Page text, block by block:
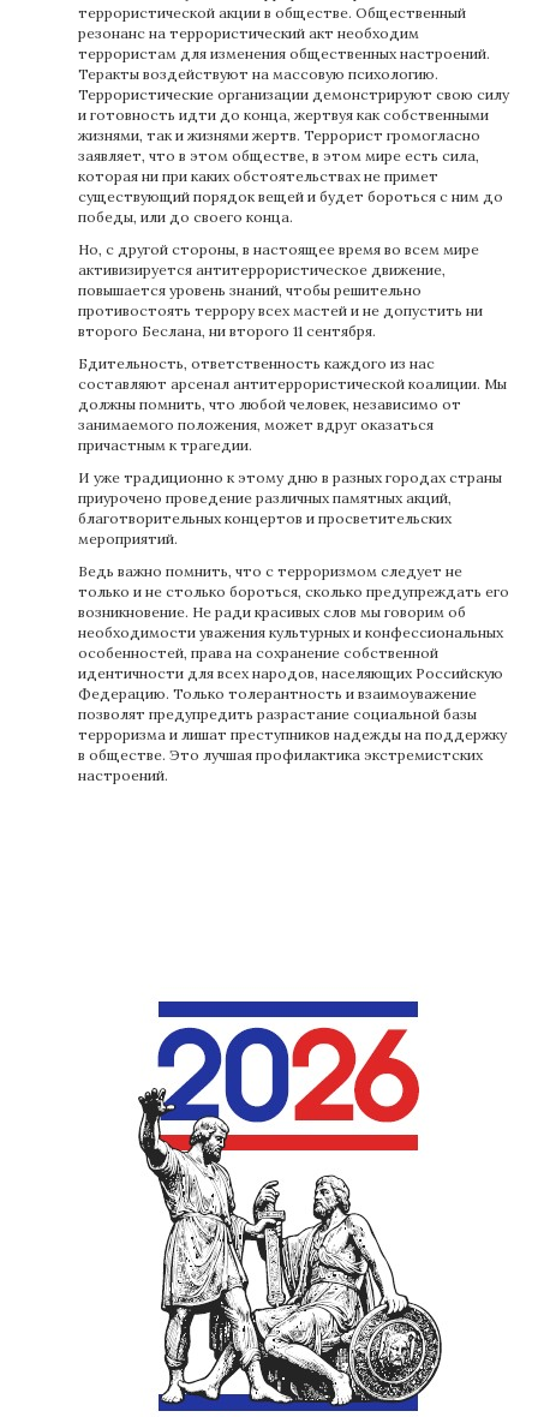
террористической акции в обществе. Общественный
резонанс на террористический акт необходим
террористам для изменения общественных настроений.
Теракты воздействуют на массовую психологию.
Террористические организации демонстрируют свою силу
и готовность идти до конца, жертвуя как собственными
жизнями, так и жизнями жертв. Террорист громогласно
заявляет, что в этом обществе, в этом мире есть сила,
которая ни при каких обстоятельствах не примет
существующий порядок вещей и будет бороться с ним до
победы, или до своего конца.
Но, с другой стороны, в настоящее время во всем мире
активизируется антитеррористическое движение,
повышается уровень знаний, чтобы решительно
противостоять террору всех мастей и не допустить ни
второго Беслана, ни второго 11 сентября.
Бдительность, ответственность каждого из нас
составляют арсенал антитеррористической коалиции. Мы
должны помнить, что любой человек, независимо от
занимаемого положения, может вдруг оказаться
причастным к трагедии.
И уже традиционно к этому дню в разных городах страны
приурочено проведение различных памятных акций,
благотворительных концертов и просветительских
мероприятий.
Ведь важно помнить, что с терроризмом следует не
только и не столько бороться, сколько предупреждать его
возникновение. Не ради красивых слов мы говорим об
необходимости уважения культурных и конфессиональных
особенностей, права на сохранение собственной
идентичности для всех народов, населяющих Российскую
Федерацию. Только толерантность и взаимоуважение
позволят предупредить разрастание социальной базы
терроризма и лишат преступников надежды на поддержку
в обществе. Это лучшая профилактика экстремистских
настроений.